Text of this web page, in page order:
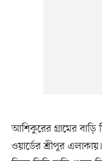
আশিকুরের গ্রামের
ওয়ার্ডের শ্রীপুর